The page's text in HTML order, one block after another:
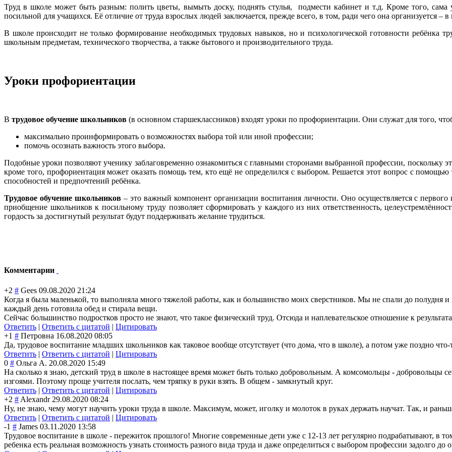
Труд в школе может быть разным: полить цветы, вымыть доску, поднять стулья, подмести кабинет и т.д. Кроме того, сама
посильной для учащихся. Её отличие от труда взрослых людей заключается, прежде всего, в том, ради чего она организуется –
В школе происходит не только формирование необходимых трудовых навыков, но и психологической готовности ребёнка
школьным предметам, технического творчества, а также бытового и производительного труда.
Уроки профориентации
В трудовое обучение школьников (в основном старшеклассников) входят уроки по профориентации. Они служат для того,
максимально проинформировать о возможностях выбора той или иной профессии;
помочь осознать важность этого выбора.
Подобные уроки позволяют ученику заблаговременно ознакомиться с главными сторонами выбранной профессии, поскольку
кроме того, профориентация может оказать помощь тем, кто ещё не определился с выбором. Решается этот вопрос с
способностей и предпочтений ребёнка.
Трудовое обучение школьников– это важный компонент организации воспитания личности. Оно осуществляется с первого
приобщение школьников к посильному труду позволяет сформировать у каждого из них ответственность,
гордость за достигнутый результат будут поддерживать желание трудиться.
Комментарии
+2 # Gees 09.08.2020 21:24
Когда я была маленькой, то выполняла много тяжелой работы, как и большинство моих сверстников. Мы не спали до полудня
каждый день готовила обед и стирала вещи.
Сейчас большинство подростков просто не знают, что такое физический труд. Отсюда и наплевательское отношение к
Ответить | Ответить с цитатой | Цитировать
+1 # Петровна 16.08.2020 08:05
Да, трудовое воспитание младших школьников как таковое вообще отсутствует (что дома, что в школе), а потом уже поздно
Ответить | Ответить с цитатой | Цитировать
0 # Ольга А. 20.08.2020 15:49
На сколько я знаю, детский труд в школе в настоящее время может быть только добровольным. А комсомольцы - добровольцы
изгоями. Поэтому проще учителя послать, чем тряпку в руки взять. В общем - замкнутый круг.
Ответить | Ответить с цитатой | Цитировать
+2 # Alexandr 29.08.2020 08:24
Ну, не знаю, чему могут научить уроки труда в школе. Максимум, может, иголку и молоток в руках держать научат. Так, и
Ответить | Ответить с цитатой | Цитировать
-1 # James 03.11.2020 13:58
Трудовое воспитание в школе - пережиток прошлого! Многие современные дети уже с 12-13 лет регулярно подрабатывают, в
ребенка есть реальная возможность узнать стоимость разного вида труда и даже определиться с выбором профессии задолго